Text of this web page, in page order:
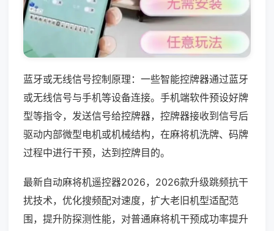
蓝牙或无线信号控制原理：一些智能控牌器通过蓝牙
或无线信号与手机等设备连接。手机端软件预设好牌
型等指令，发送信号给控牌器，控牌器接收到信号后
驱动内部微型电机或机械结构，在麻将机洗牌、码牌
过程中进行干预，达到控牌目的。
最新自动麻将机遥控器2026，2026款升级跳频抗干
扰技术，优化搜频配对速度，扩大老旧机型适配范
围，提升防探测性能，对普通麻将机干预成功率提升